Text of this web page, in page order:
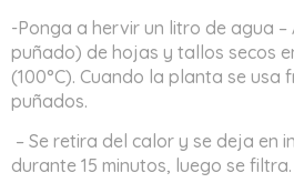
-Ponga a hervir un litro de agua
puñado) de hojas y tallos secos
(100°C). Cuando la planta se usa
puñados.
– Se retira del calor y se deja en
durante 15 minutos, luego se filtra.